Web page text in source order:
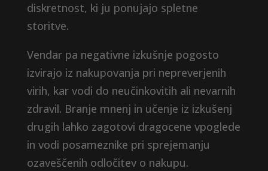
diskretnost, ki ju ponujajo spletne
storitve.
Vendar pa negativne izkušnje pogosto
izvirajo iz nakupovanja pri nepreverjenih
virih, kar vodi do neučinkovitih ali nevarnih
zdravil. Branje mnenj in učenje iz izkušenj
drugih lahko zagotovi dragocene vpoglede
in vodi posameznike pri sprejemanju
ozaveščenih odločitev o nakupu.